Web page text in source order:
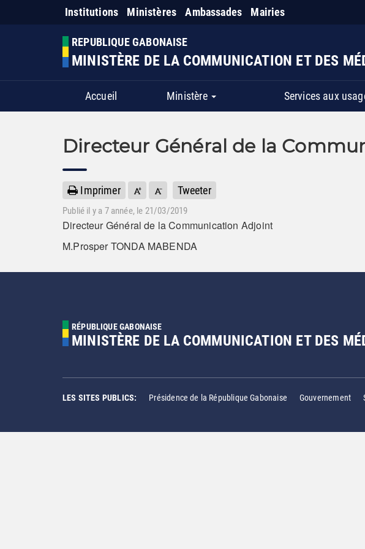
Institutions Ministères Ambassades Mairies
REPUBLIQUE GABONAISE
MINISTÈRE DE LA COMMUNICATION ET DES
Accueil Ministère Services aux
Directeur Général de la
Imprimer Tweeter
Publié il y a 7 année, le 21/03/2019
Directeur Général de la Communication Adjoint
M.Prosper TONDA MABENDA
RÉPUBLIQUE GABONAISE
MINISTÈRE DE LA COMMUNICATION ET DES
LES SITES PUBLICS: Présidence de la République Gabonaise Gouvernement